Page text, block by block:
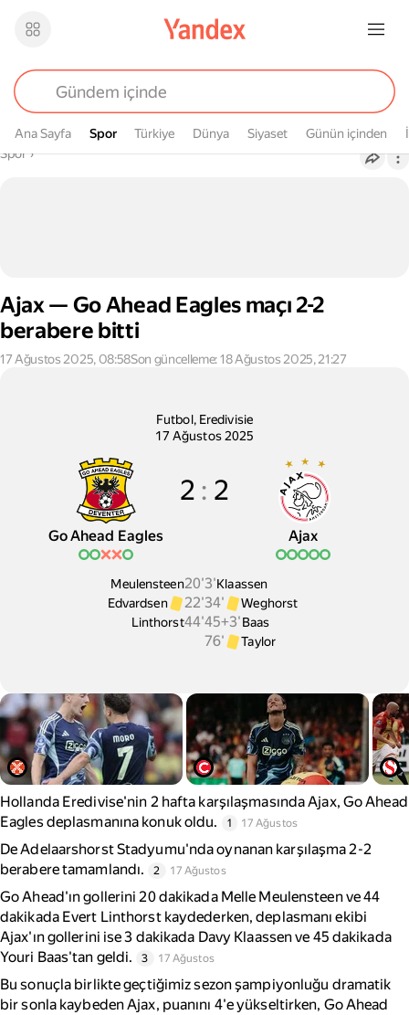
Ana Sayfa Spor
Spor Türkiye Dünya Siyaset Günün içinden
Buradasın
Spor›
Ajax — Go Ahead Eagles maçı 2-2
berabere bitti
17 Ağustos 2025, 08:58Son güncelleme: 18 Ağustos 2025, 21:27
Go Ahead Eagles-Ajax maçı. Maç
Futbol, Eredivisie
17 Ağustos 2025
Go Ahead Eagles
2 : 2
Ajax
Meulensteen20'
Edvardsen 22'
Linthorst44'
Klaassen
3'
Weghorst
34'
Baas
45+3'
Taylor
76'
Hollanda Eredivise'nin 2 hafta karşılaşmasında Ajax, Go Ahead
Eagles deplasmanına konuk oldu.
1 17 Ağustos
De Adelaarshorst Stadyumu'nda oynanan karşılaşma 2-2
berabere tamamlandı.
2 17 Ağustos
Go Ahead'ın gollerini 20 dakikada Melle Meulensteen ve 44
dakikada Evert Linthorst kaydederken, deplasmanı ekibi
Ajax'ın gollerini ise 3 dakikada Davy Klaassen ve 45 dakikada
Youri Baas'tan geldi.
3 17 Ağustos
Bu sonuçla birlikte geçtiğimiz sezon şampiyonluğu dramatik
bir sonla kaybeden Ajax, puanını 4'e yükseltirken, Go Ahead